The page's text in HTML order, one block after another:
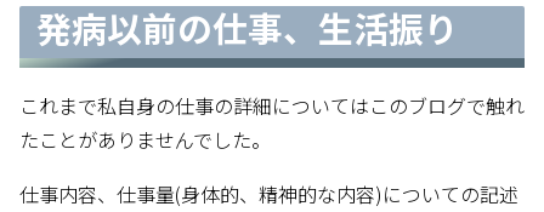
発病以前の仕事、生活振り
これまで私自身の仕事の詳細についてはこのブログで触れ
たことがありませんでした。
仕事内容、仕事量(身体的、精神的な内容)についての記述